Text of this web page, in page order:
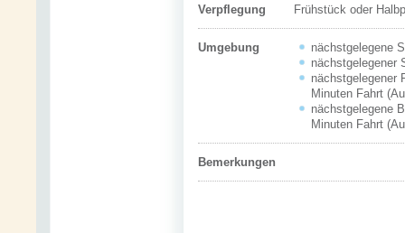
Verpflegung Frühstück oder
Umgebung
nächstgelegene
nächstgelegener
nächstgelegener
Minuten Fahrt
nächstgelegene
Minuten Fahrt
Bemerkungen